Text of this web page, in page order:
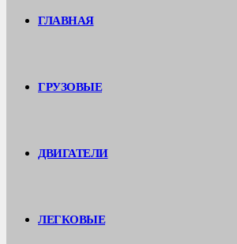
ГЛАВНАЯ
ГРУЗОВЫЕ
ДВИГАТЕЛИ
ЛЕГКОВЫЕ